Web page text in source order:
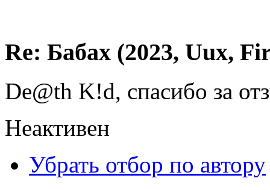
Re: Бабах (2023, Uux,
De@th K!d, спасибо за
Неактивен
Убрать отбор по автору